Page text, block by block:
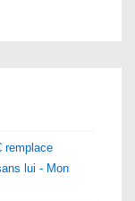
remplace
lui - Mon